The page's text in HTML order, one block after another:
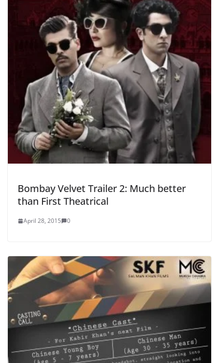
Bombay Velvet Trailer 2: Much better
than First Theatrical
April 28, 2015 0